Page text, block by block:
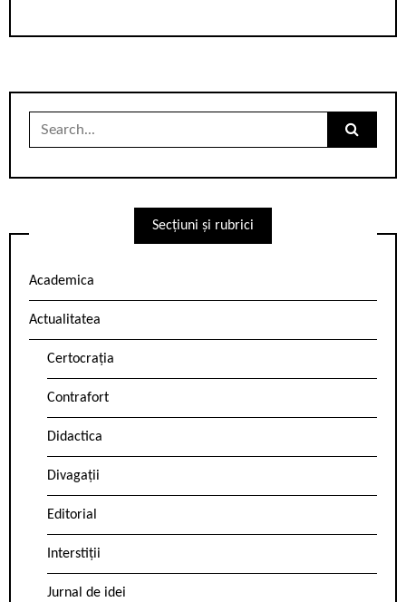
Search
Secțiuni și rubrici
Academica
Actualitatea
Certocrația
Contrafort
Didactica
Divagații
Editorial
Interstiții
Jurnal de idei